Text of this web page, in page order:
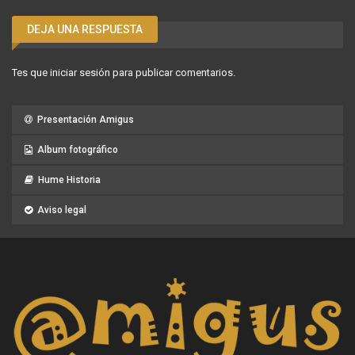
DEJA UNA RESPUESTA
Tes que iniciar sesión para publicar comentarios.
Presentación Amigus
Album fotográfico
Hume Historia
Aviso legal